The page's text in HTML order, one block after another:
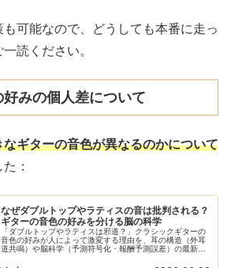
可能なので、どうしても本番に走っ
読ください。
みの個人差について
ギターの音色が異なるのかについて
：
なぜダブルトップやラティスの音は批判される？
ギターの音色の好みを分ける脳の科学
「ダブルトップやラティスは邪道？」クラシックギターの
音色の好みが人によって激変する理由を、耳の構造（外耳
道共鳴）や脳科学（予測符号化・報酬予測誤差）の最新デ